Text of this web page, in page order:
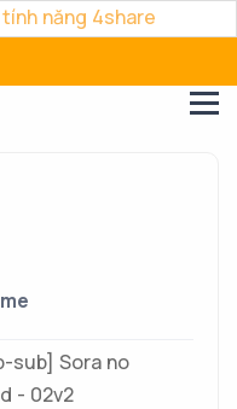
năng 4share
sub] Sora no
- 02v2